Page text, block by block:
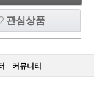
관심상품
커뮤니티